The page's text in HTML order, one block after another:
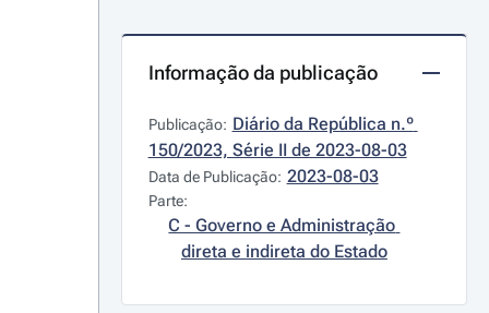
Informação da publicação
Publicação: Diário da República n.º
150/2023, Série II de 2023-08-03
Data de Publicação: 2023-08-03
Parte:
C - Governo e Administração
direta e indireta do Estado